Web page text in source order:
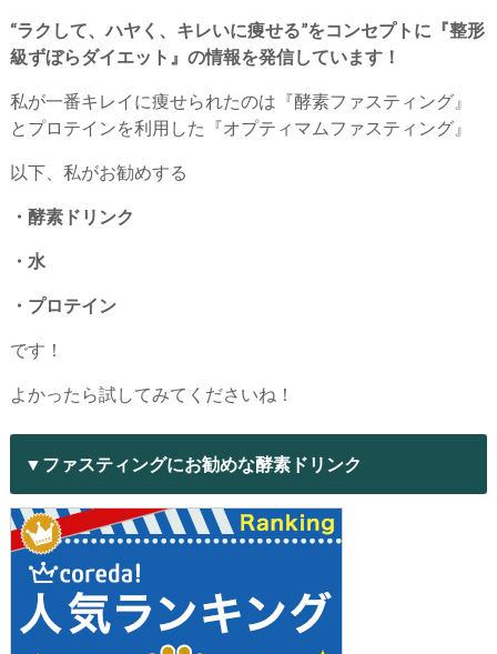
“ラクして、ハヤく、キレいに痩せる”をコンセプトに『整形
級ずぼらダイエット』の情報を発信しています！
私が一番キレイに痩せられたのは『酵素ファスティング』
とプロテインを利用した『オプティマムファスティング』
以下、私がお勧めする
・酵素ドリンク
・水
・プロテイン
です！
よかったら試してみてくださいね！
▼ファスティングにお勧めな酵素ドリンク